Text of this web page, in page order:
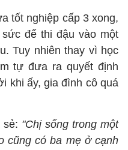
tốt nghiệp cấp 3 xong,
để thi đậu vào một
Tuy nhiên thay vì học
tự đưa ra quyết định
khi ấy, gia đình cô quá
sẻ: "Chị sống trong một
cũng có ba mẹ ở cạnh